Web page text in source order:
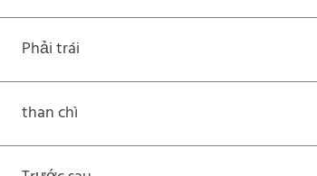
Phải trái
than chì